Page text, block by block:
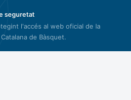
seguretat
l'accés al web oficial de la
de Bàsquet.